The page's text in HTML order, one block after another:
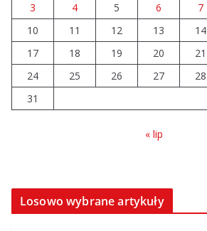
3
4 5 6 7
10
11 12 13 14
17
18 19 20 21
24
25 26 27 28
31
« lip
Losowo wybrane artykuły